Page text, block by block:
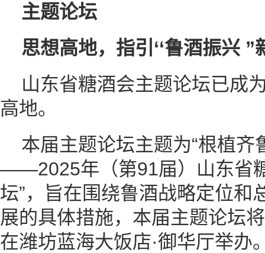
主题论坛
思想高地，指引‘‘鲁酒振兴 ”
山东省糖酒会主题论坛已成
高地。
本届主题论坛主题为“根植
——2025年（第91届）山东省
坛”，旨在围绕鲁酒战略定位和
展的具体措施，本届主题论坛
在潍坊蓝海大饭店·御华厅举办